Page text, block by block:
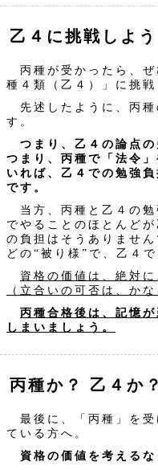
乙４に挑戦しよう
丙種が受かったら、ぜ
種４類（乙４）」に挑戦
先述したように、丙種
す。
つまり、乙４の論点
つまり、丙種で「法令
いれば、乙４での勉強
です。
当方、丙種と乙４の勉
でやることのほとんど
の負担はそうありませ
どの“被り様”で、乙４
資格の価値は、絶対
（立合いの可否は、か
丙種合格後は、記憶
しまいましょう。
丙種か？ 乙４か？
最後に、「丙種」を受
ている方へ。
資格の価値を考える